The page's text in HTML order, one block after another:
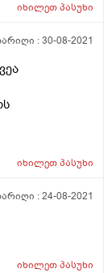
როგორ
კონსულტაცია
ზუსტად ეს
იხილეთპასუხი
:30-08-2021
იხილეთპასუხი
:24-08-2021
იხილეთპასუხი